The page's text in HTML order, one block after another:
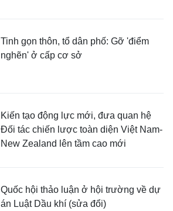
Tinh gọn thôn, tổ dân phố: Gỡ 'điểm
nghẽn' ở cấp cơ sở
Kiến tạo động lực mới, đưa quan hệ
Đối tác chiến lược toàn diện Việt Nam-
New Zealand lên tầm cao mới
Quốc hội thảo luận ở hội trường về dự
án Luật Dầu khí (sửa đổi)